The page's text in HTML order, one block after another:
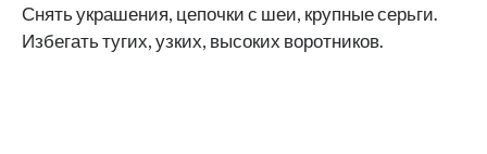
Снять украшения, цепочки с шеи, крупные серьги.
Избегать тугих, узких, высоких воротников.